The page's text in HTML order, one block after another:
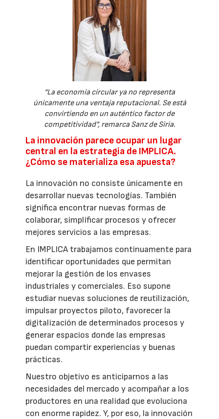
“La economía circular ya no representa
únicamente una ventaja reputacional. Se está
convirtiendo en un auténtico factor de
competitividad”, remarca Sanz de Siria.
La innovación parece ocupar un lugar
central en la estrategia de IMPLICA.
¿Cómo se materializa esa apuesta?
La innovación no consiste únicamente en
desarrollar nuevas tecnologías. También
significa encontrar nuevas formas de
colaborar, simplificar procesos y ofrecer
mejores servicios a las empresas.
En IMPLICA trabajamos continuamente para
identificar oportunidades que permitan
mejorar la gestión de los envases
industriales y comerciales. Eso supone
estudiar nuevas soluciones de reutilización,
impulsar proyectos piloto, favorecer la
digitalización de determinados procesos y
generar espacios donde las empresas
puedan compartir experiencias y buenas
prácticas.
Nuestro objetivo es anticiparnos a las
necesidades del mercado y acompañar a los
productores en una realidad que evoluciona
con enorme rapidez. Y, por eso, la innovación